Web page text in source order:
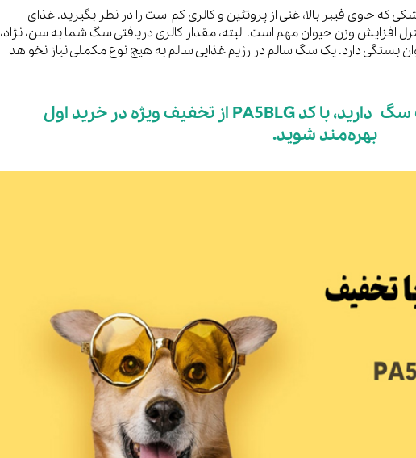
حاوی فیبر بالا، غنی از پروتئین و کالری کم است را در نظر بگیرید. غذای
وزن حیوان مهم است. البته، مقدار کالری دریافتی سگ شما به سن، نژاد،
دارد. یک سگ سالم در رژیم غذایی سالم به هیچ نوع مکملی نیاز نخواهد
اگر قصد خرید غذای خشک سگ دارید، با کد PA5BLG از تخفیف ویژه در خرید اول
بهره‌مند شوید.